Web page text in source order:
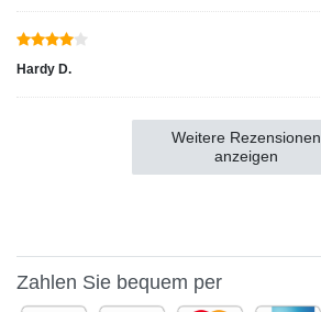
Hardy D.
Weitere Rezensionen
anzeigen
Zahlen Sie bequem per